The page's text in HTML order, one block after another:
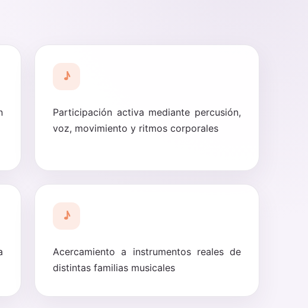
♪
Participación activa mediante percusión,
voz, movimiento y ritmos corporales
♪
Acercamiento a instrumentos reales de
distintas familias musicales